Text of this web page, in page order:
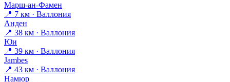
Марш-ан-Фамен
📍 7 км · Валлония
Анден
📍 38 км · Валлония
Юи
📍 39 км · Валлония
Jambes
📍 43 км · Валлония
Намюр